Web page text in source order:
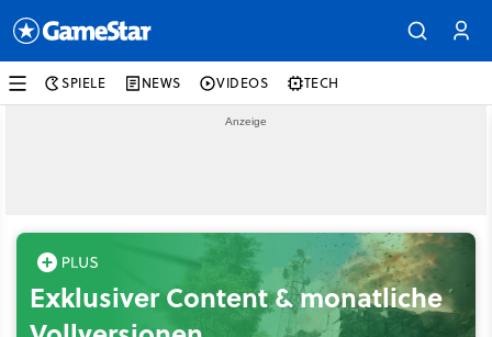
SPIELE NEWS VIDEOS TECH
Exklusiver Content & monatliche